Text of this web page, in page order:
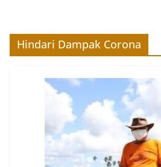
Hindari Dampak Corona